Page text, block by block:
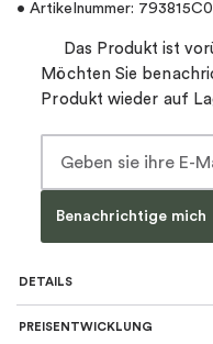
• Artikelnummer:
Das Produkt ist
Möchten Sie
Produkt wieder auf
Benachrichtige mich
DETAILS
Für wen:
PREISENTWICKLUNG